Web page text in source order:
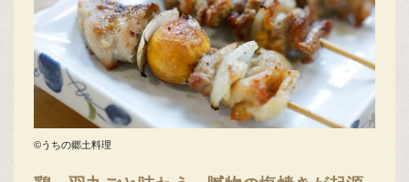
©うちの郷土料理